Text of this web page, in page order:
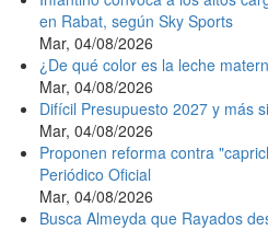
en Rabat, según Sky Sports
Mar, 04/08/2026
¿De qué color es la leche
Mar, 04/08/2026
Difícil Presupuesto 2027 y más
Mar, 04/08/2026
Proponen reforma contra
Periódico Oficial
Mar, 04/08/2026
Busca Almeyda que Rayados